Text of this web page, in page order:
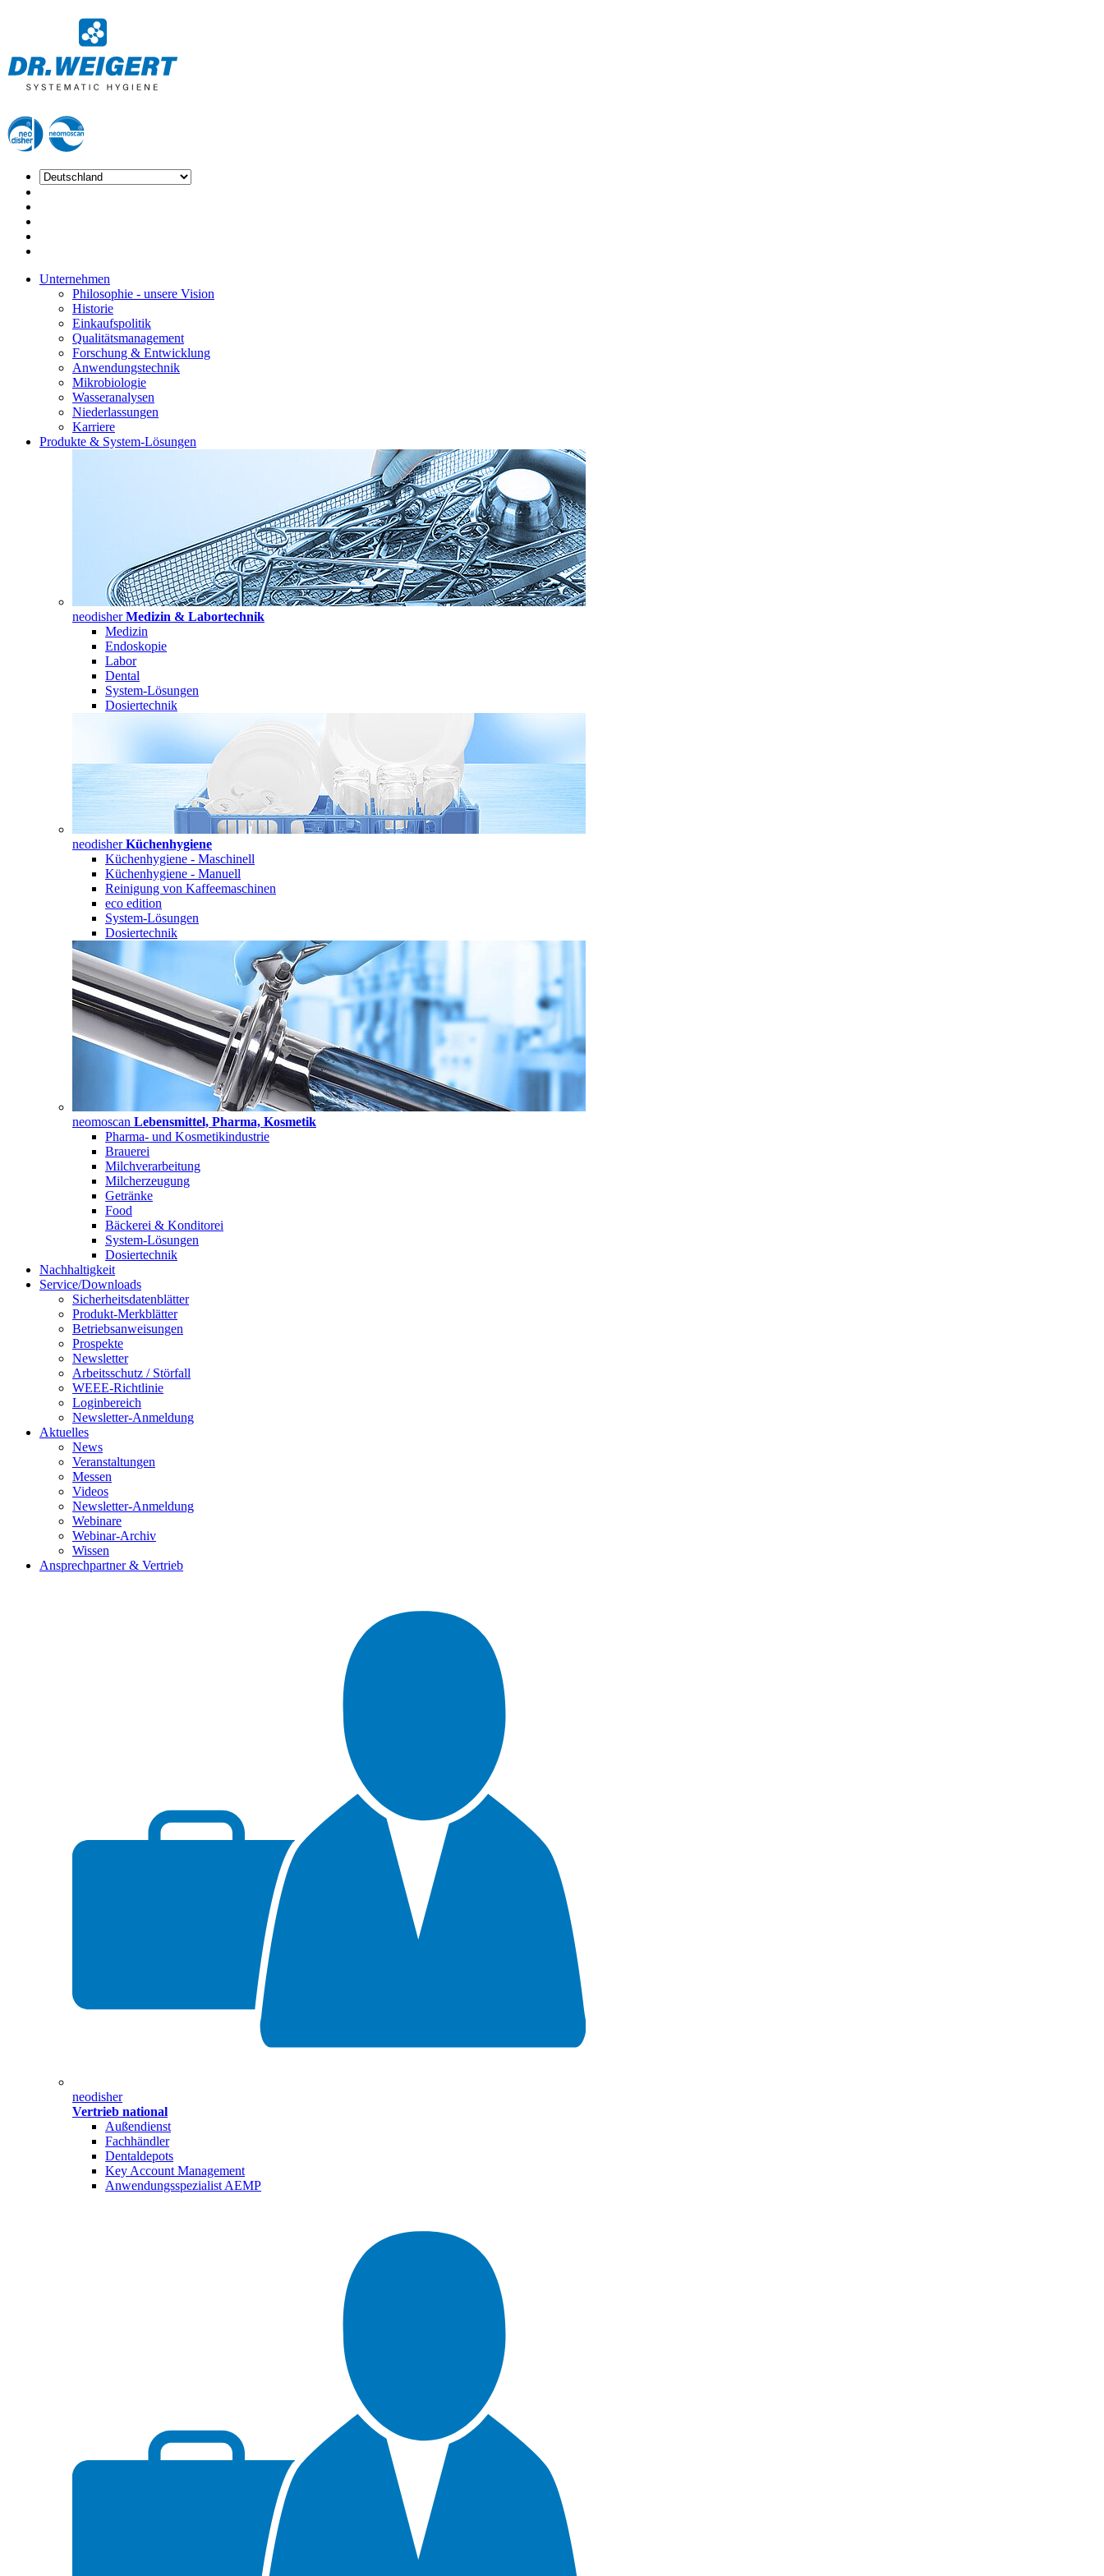
Unternehmen
Philosophie - unsere Vision
Historie
Einkaufspolitik
Qualitätsmanagement
Forschung & Entwicklung
Anwendungstechnik
Mikrobiologie
Wasseranalysen
Niederlassungen
Karriere
Produkte & System-Lösungen
neodisherMedizin & Labortechnik
Medizin
Endoskopie
Labor
Dental
System-Lösungen
Dosiertechnik
neodisherKüchenhygiene
Küchenhygiene - Maschinell
Küchenhygiene - Manuell
Reinigung von Kaffeemaschinen
eco edition
System-Lösungen
Dosiertechnik
neomoscan Lebensmittel, Pharma, Kosmetik
Pharma- und Kosmetikindustrie
Brauerei
Milchverarbeitung
Milcherzeugung
Getränke
Food
Bäckerei & Konditorei
System-Lösungen
Dosiertechnik
Nachhaltigkeit
Service/Downloads
Sicherheitsdatenblätter
Produkt-Merkblätter
Betriebsanweisungen
Prospekte
Newsletter
Arbeitsschutz / Störfall
WEEE-Richtlinie
Loginbereich
Newsletter-Anmeldung
Aktuelles
News
Veranstaltungen
Messen
Videos
Newsletter-Anmeldung
Webinare
Webinar-Archiv
Wissen
Ansprechpartner & Vertrieb
neodisher
Vertrieb national
Außendienst
Fachhändler
Dentaldepots
Key Account Management
Anwendungsspezialist AEMP